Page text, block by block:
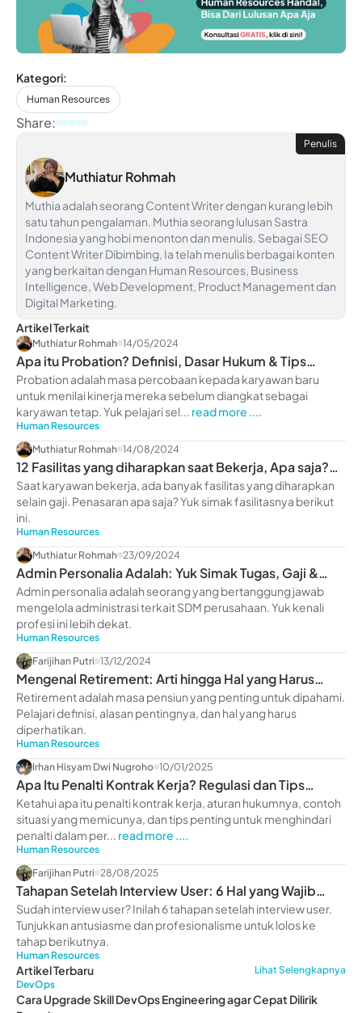
Kategori:
Human Resources
Share:
Penulis
Muthiatur Rohmah
Muthia adalah seorang Content Writer dengan kurang lebih
satu tahun pengalaman. Muthia seorang lulusan Sastra
Indonesia yang hobi menonton dan menulis. Sebagai SEO
Content Writer Dibimbing, Ia telah menulis berbagai konten
yang berkaitan dengan Human Resources, Business
Intelligence, Web Development, Product Management dan
Digital Marketing.
Artikel Terkait
Muthiatur Rohmah 14/05/2024
Apa itu Probation? Definisi, Dasar Hukum & Tips
Melewatinya
Probation adalah masa percobaan kepada karyawan baru
untuk menilai kinerja mereka sebelum diangkat sebagai
karyawan tetap. Yuk pelajari sel...
read more ....
Human Resources
Muthiatur Rohmah 14/08/2024
12 Fasilitas yang diharapkan saat Bekerja, Apa saja?
Yuk Intip
Saat karyawan bekerja, ada banyak fasilitas yang diharapkan
selain gaji. Penasaran apa saja? Yuk simak fasilitasnya berikut
ini.
Human Resources
Muthiatur Rohmah 23/09/2024
Admin Personalia Adalah: Yuk Simak Tugas, Gaji &
Skillnya
Admin personalia adalah seorang yang bertanggung jawab
mengelola administrasi terkait SDM perusahaan. Yuk kenali
profesi ini lebih dekat.
Human Resources
Farijihan Putri 13/12/2024
Mengenal Retirement: Arti hingga Hal yang Harus
Diperhatikan
Retirement adalah masa pensiun yang penting untuk dipahami.
Pelajari definisi, alasan pentingnya, dan hal yang harus
diperhatikan.
Human Resources
Irhan Hisyam Dwi Nugroho 10/01/2025
Apa Itu Penalti Kontrak Kerja? Regulasi dan Tips
Pentingnya
Ketahui apa itu penalti kontrak kerja, aturan hukumnya, contoh
situasi yang memicunya, dan tips penting untuk menghindari
penalti dalam per...
read more ....
Human Resources
Farijihan Putri 28/08/2025
Tahapan Setelah Interview User: 6 Hal yang Wajib
Dilakukan
Sudah interview user? Inilah 6 tahapan setelah interview user.
Tunjukkan antusiasme dan profesionalisme untuk lolos ke
tahap berikutnya.
Human Resources
Artikel Terbaru
Lihat Selengkapnya
DevOps
Cara Upgrade Skill DevOps Engineering agar Cepat Dilirik